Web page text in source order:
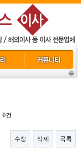
0건
수정 삭제 목록